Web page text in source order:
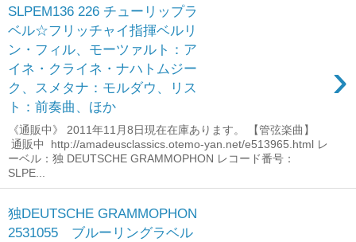
SLPEM136 226 チューリップラ
ベル☆フリッチャイ指揮ベルリ
ン・フィル、モーツァルト：ア
イネ・クライネ・ナハトムジー
ク、スメタナ：モルダウ、リス
ト：前奏曲、ほか
›
《通販中》 2011年11月8日現在在庫あります。 【管弦楽曲】
通販中 http://amadeusclassics.otemo-yan.net/e513965.html レ
ーベル：独 DEUTSCHE GRAMMOPHON レコード番号：
SLPE...
独DEUTSCHE GRAMMOPHON
2531055 ブルーリングラベル